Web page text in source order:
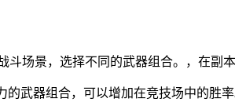
场景，选择不同的武器组合。，在副
武器组合，可以增加在竞技场中的胜率